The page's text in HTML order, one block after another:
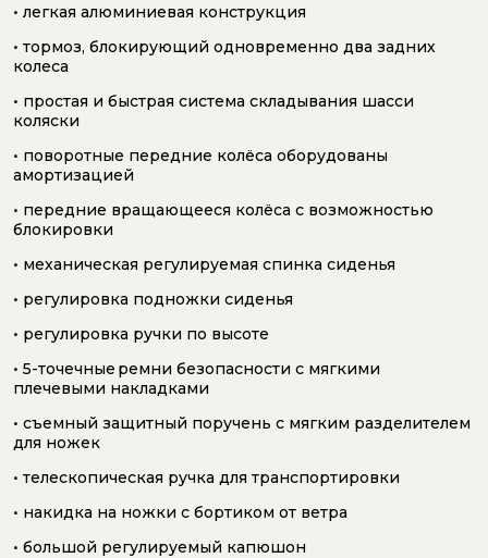
• легкая алюминиевая конструкция
• тормоз, блокирующий одновременно два задних
колеса
• простая и быстрая система складывания шасси
коляски
• поворотные передние колёса оборудованы
амортизацией
• передние вращающееся колёса с возможностью
блокировки
• механическая регулируемая спинка сиденья
• регулировка подножки сиденья
• регулировка ручки по высоте
• 5-точечные ремни безопасности с мягкими
плечевыми накладками
• съемный защитный поручень с мягким разделителем
для ножек
• телескопическая ручка для транспортировки
• накидка на ножки с бортиком от ветра
• большой регулируемый капюшон